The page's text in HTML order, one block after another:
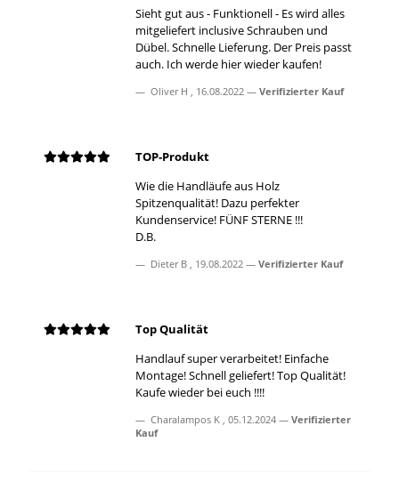
Sieht gut aus - Funktionell - Es wird alles
mitgeliefert inclusive Schrauben und
Dübel. Schnelle Lieferung. Der Preis passt
auch. Ich werde hier wieder kaufen!
Oliver H , 16.08.2022 Verifizierter Kauf
TOP-Produkt
Wie die Handläufe aus Holz
Spitzenqualität! Dazu perfekter
Kundenservice! FÜNF STERNE !!!
D.B.
Dieter B , 19.08.2022 Verifizierter Kauf
Top Qualität
Handlauf super verarbeitet! Einfache
Montage! Schnell geliefert! Top Qualität!
Kaufe wieder bei euch !!!!
Charalampos K , 05.12.2024
Verifizierter
Kauf